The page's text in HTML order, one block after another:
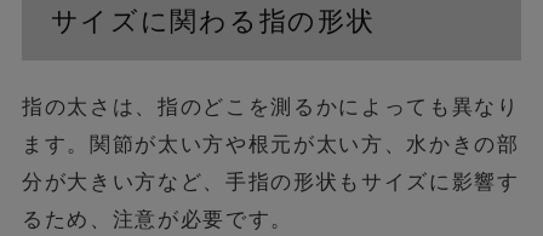
サイズに関わる指の形状
指の太さは、指のどこを測るかによっても異なり
ます。関節が太い方や根元が太い方、水かきの部
分が大きい方など、手指の形状もサイズに影響す
るため、注意が必要です。